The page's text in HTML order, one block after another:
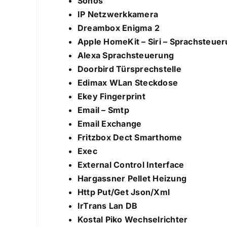
IP Netzwerkkamera
Dreambox Enigma 2
Apple HomeKit – Siri –
Alexa Sprachsteuerung
Doorbird Türsprechstelle
Edimax WLan Steckdose
Ekey Fingerprint
Email – Smtp
Email Exchange
Fritzbox Dect Smarthome
Exec
External Control Interface
Hargassner Pellet Heizung
Http Put/Get Json/Xml
IrTrans Lan DB
Kostal Piko Wechselrichter